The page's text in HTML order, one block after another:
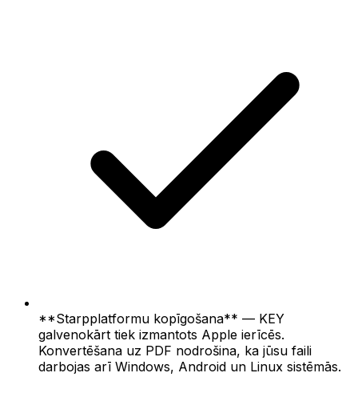
**Starpplatformu kopīgošana** — KEY
galvenokārt tiek izmantots Apple ierīcēs.
Konvertēšana uz PDF nodrošina, ka jūsu faili
darbojas arī Windows, Android un Linux sistēmās.